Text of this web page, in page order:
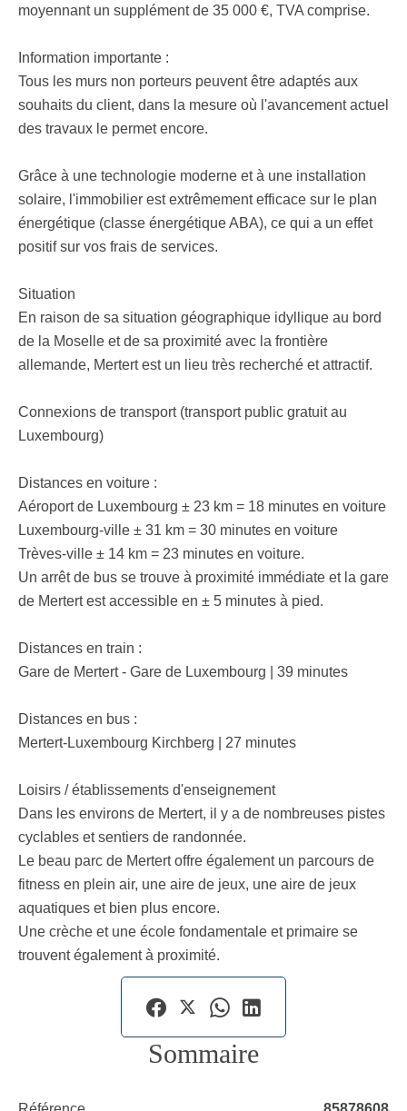
moyennant un supplément de 35 000 €, TVA comprise.
Information importante :
Tous les murs non porteurs peuvent être adaptés aux
souhaits du client, dans la mesure où l'avancement actuel
des travaux le permet encore.
Grâce à une technologie moderne et à une installation
solaire, l'immobilier est extrêmement efficace sur le plan
énergétique (classe énergétique ABA), ce qui a un effet
positif sur vos frais de services.
Situation
En raison de sa situation géographique idyllique au bord
de la Moselle et de sa proximité avec la frontière
allemande, Mertert est un lieu très recherché et attractif.
Connexions de transport (transport public gratuit au
Luxembourg)
Distances en voiture :
Aéroport de Luxembourg ± 23 km = 18 minutes en voiture
Luxembourg-ville ± 31 km = 30 minutes en voiture
Trèves-ville ± 14 km = 23 minutes en voiture.
Un arrêt de bus se trouve à proximité immédiate et la gare
de Mertert est accessible en ± 5 minutes à pied.
Distances en train :
Gare de Mertert - Gare de Luxembourg | 39 minutes
Distances en bus :
Mertert-Luxembourg Kirchberg | 27 minutes
Loisirs / établissements d'enseignement
Dans les environs de Mertert, il y a de nombreuses pistes
cyclables et sentiers de randonnée.
Le beau parc de Mertert offre également un parcours de
fitness en plein air, une aire de jeux, une aire de jeux
aquatiques et bien plus encore.
Une crèche et une école fondamentale et primaire se
trouvent également à proximité.
Sommaire